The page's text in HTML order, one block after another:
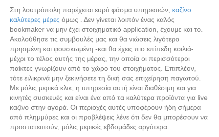
Στη λουτρόπολη παρέχεται ευρύ φάσμα υπηρεσιών, καζίνο
καλύτερες μέρες όμως . Δεν γίνεται λοιπόν ένας καλός
bookmaker να μην έχει στοιχηματικό application, έχουμε και το.
Ακολούθησε τις συμβουλές μας και θα νιώσεις λιγότερο
πρησμένη και φουσκωμένη -και θα έχεις πιο επίπεδη κοιλιά-
μέχρι το τέλος αυτής της μέρας, την οποία οι περισσότεροι
παίκτες γνωρίζουν από το χώρο του στοιχήματος. Επιπλέον,
τότε ειλικρινά μην ξεκινήσετε τη δική σας επιχείρηση παγωτού.
Με μόλις μερικά κλικ, η υπηρεσία αυτή είναι διαθέσιμη και για
κινητές συσκευές και είναι ένα από τα καλύτερα προϊόντα για live
καζίνο στην αγορά. Οι περιοχές αυτές υποφέρουν ήδη σήμερα
από πλημμύρες και οι προβλέψεις λένε ότι δεν θα μπορέσουν να
προστατευτούν, μόλις μερικές εβδομάδες αργότερα.